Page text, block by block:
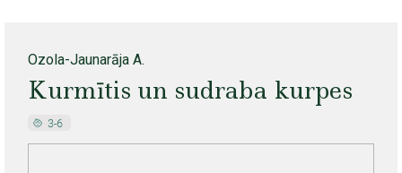
Ozola-Jaunarāja A.
Kurmītis un sudraba kurpes